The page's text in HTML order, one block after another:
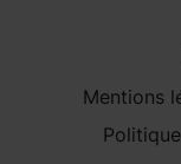
Mentions